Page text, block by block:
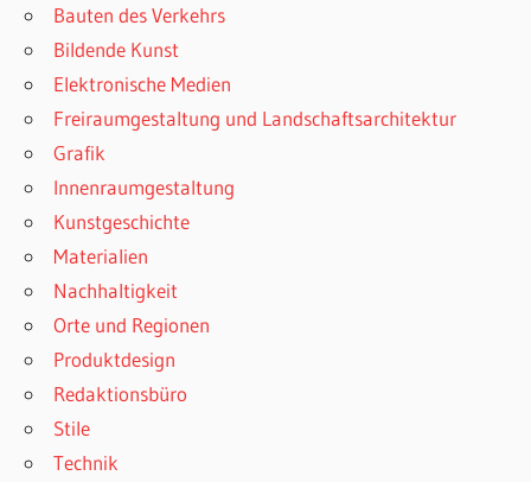
Bauten des Verkehrs
Bildende Kunst
Elektronische Medien
Freiraumgestaltung und Landschaftsarchitektur
Grafik
Innenraumgestaltung
Kunstgeschichte
Materialien
Nachhaltigkeit
Orte und Regionen
Produktdesign
Redaktionsbüro
Stile
Technik